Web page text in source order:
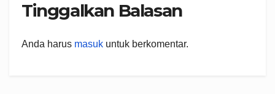
Tinggalkan Balasan
Anda harus masuk untuk berkomentar.